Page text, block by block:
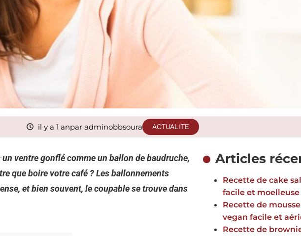
il y a 1 anpar adminobbsoura ACTUALITE
ventre gonflé comme un ballon de baudruche,
que boire votre café ? Les ballonnements
et bien souvent, le coupable se trouve dans
Articles
Recette de cake
facile et moelleuse
Recette de
vegan facile et
Recette de